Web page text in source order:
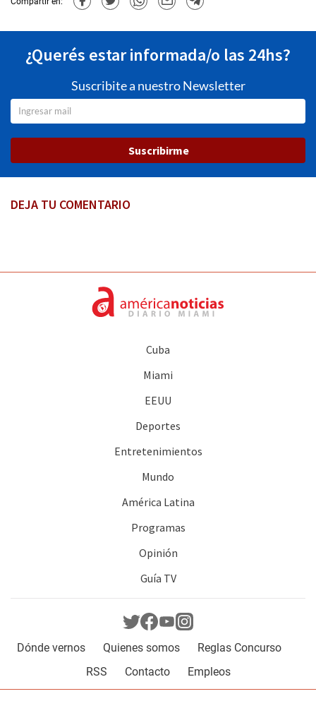
¿Querés estar informada/o las 24hs?
Suscribite a nuestro Newsletter
Suscribirme
DEJA TU COMENTARIO
Cuba
Miami
EEUU
Deportes
Entretenimientos
Mundo
América Latina
Programas
Opinión
Guía TV
Dónde vernos Quienes somos
Reglas Concurso
RSS
Contacto Empleos